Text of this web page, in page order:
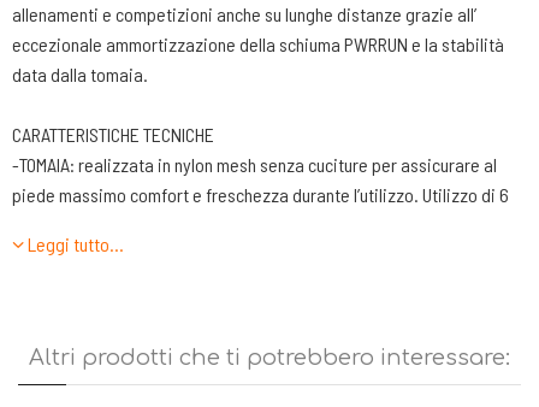
allenamenti e competizioni anche su lunghe distanze grazie all’
eccezionale ammortizzazione della schiuma PWRRUN e la stabilità
data dalla tomaia.
CARATTERISTICHE TECNICHE
-TOMAIA: realizzata in nylon mesh senza cuciture per assicurare al
piede massimo comfort e freschezza durante l’utilizzo. Utilizzo di 6
ancora miglior controllo e stabilità al piede.
-TALLONE. Realizzato con una coppetta contenitiva per il tendine e
rifinito con una buona imbottitura per accogliere bene il calcagno e
Leggi tutto…
Altri prodotti che ti potrebbero interessare: